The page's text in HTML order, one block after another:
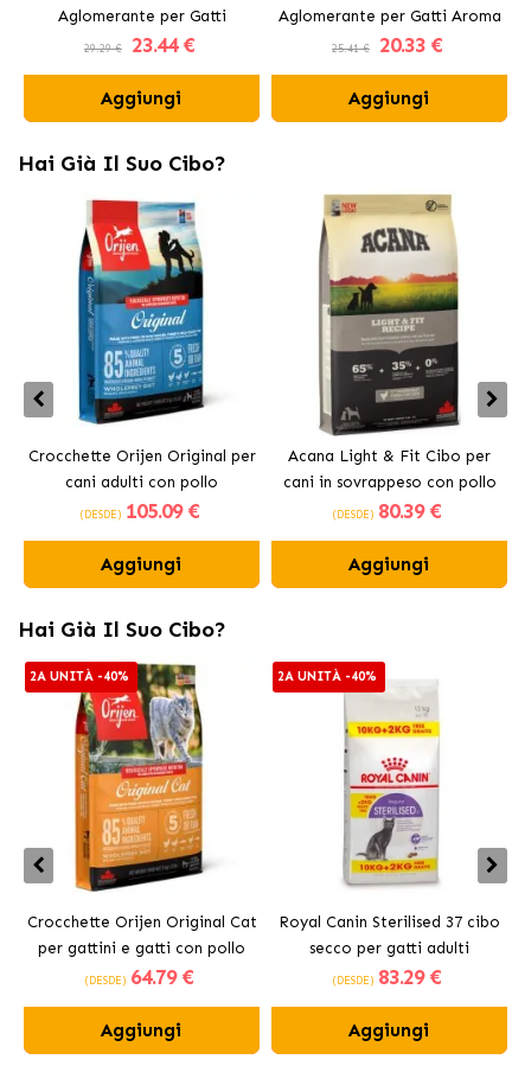
Aglomerante per Gatti
Carbone Attivo
29.29 € 23.44 €
Aggiungi
Aglomerante per Gatti Aroma
Fresh
25.41 € 20.33 €
Aggiungi
Hai Già Il Suo Cibo?
Crocchette Orijen Original per
cani adulti con pollo
(DESDE) 105.09 €
Aggiungi
Acana Light & Fit Cibo per
cani in sovrappeso con pollo
fresco
(DESDE) 80.39 €
Aggiungi
Hai Già Il Suo Cibo?
2A UNITÀ -40%
Crocchette Orijen Original Cat
per gattini e gatti con pollo
(DESDE) 64.79 €
Aggiungi
2A UNITÀ -40%
Royal Canin Sterilised 37 cibo
secco per gatti adulti
sterilizzati
(DESDE) 83.29 €
Aggiungi